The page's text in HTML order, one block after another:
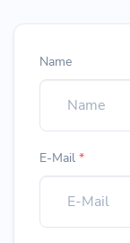
Name
E-Mail *